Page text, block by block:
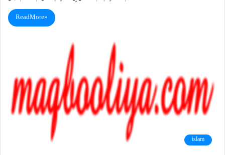
Read More »
islam